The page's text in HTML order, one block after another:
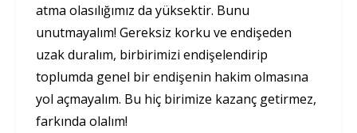
atma olasılığımız da yüksektir. Bunu
unutmayalım! Gereksiz korku ve endişeden
uzak duralım, birbirimizi endişelendirip
toplumda genel bir endişenin hakim olmasına
yol açmayalım. Bu hiç birimize kazanç getirmez,
farkında olalım!